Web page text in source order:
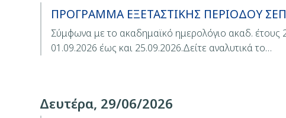
ΠΡΟΓΡΑΜΜΑ ΕΞΕΤΑΣΤΙΚΗΣ ΠΕΡΙΟΔΟΥ
Σύμφωνα με το ακαδημαϊκό ημερολόγιο ακαδ. έτους
01.09.2026 έως και 25.09.2026.Δείτε αναλυτικά το…
Δευτέρα, 29/06/2026